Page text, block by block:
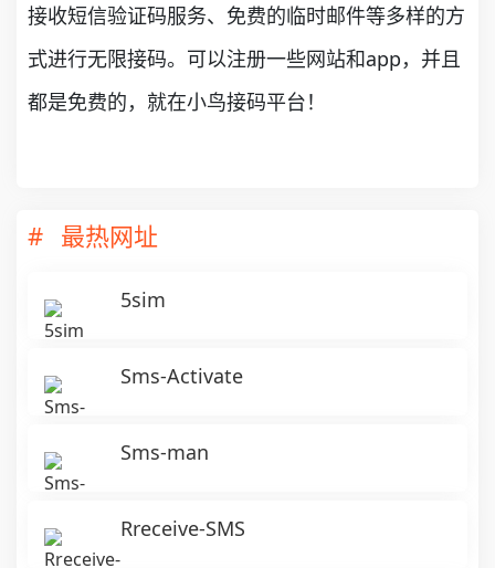
接收短信验证码服务、免费的临时邮件等多样的方
式进行无限接码。可以注册一些网站和app，并且
都是免费的，就在小鸟接码平台！
最热网址
5sim
Sms-Activate
Sms-man
Rreceive-SMS